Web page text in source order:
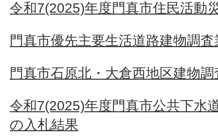
令和7(2025)年度門真市住民活動
門真市優先主要生活道路建物調
門真市石原北・大倉西地区建物
令和7(2025)年度門真市公共下水
の入札結果